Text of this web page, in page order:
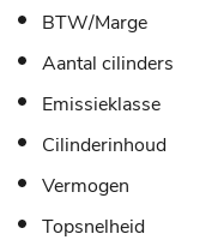
BTW/Marge
Aantal cilinders
Emissieklasse
Cilinderinhoud
Vermogen
Topsnelheid